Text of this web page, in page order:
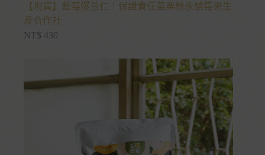
【現貨】藍莓爆薏仁｜保證責任苗栗縣永續莓果生
產合作社
NT$ 430